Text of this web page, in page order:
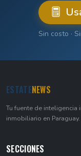
Sin costo ·
ESTATENEWS
Tu fuente de
inmobiliario en
SECCIONES